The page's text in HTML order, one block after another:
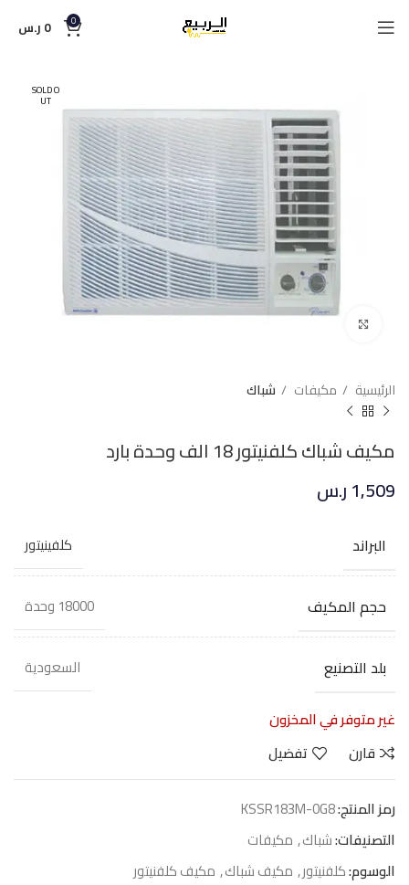
0
0 ر.س
SOLD O
UT
الرئيسية مكيفات شباك
مكيف شباك كلفنيتور 18 الف وحدة بارد
1,509ر.س
البراند كلفينيتور
حجم المكيف 18000 وحدة
بلد التصنيع
السعودية
غير متوفر في المخزون
قارن
تفضيل
رمز المنتج:KSSR183M-0G8
التصنيفات:شباك, مكيفات
الوسوم:كلفنيتور, مكيف شباك, مكيف كلفنيتور